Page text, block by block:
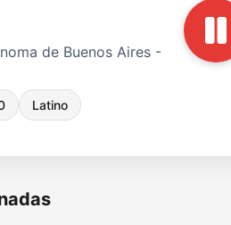
de Buenos Aires -
Latino